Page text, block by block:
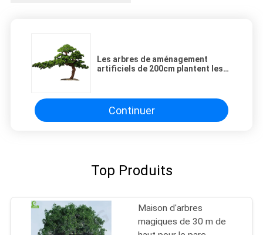
Les arbres de aménagement
artificiels de 200cm plantent les
Continuer
Top Produits
Maison d'arbres
magiques de 30 m de